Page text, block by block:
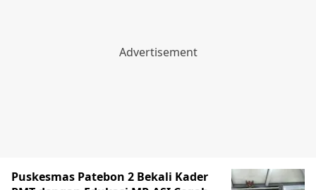
Puskesmas Patebon 2 Bekali Kader